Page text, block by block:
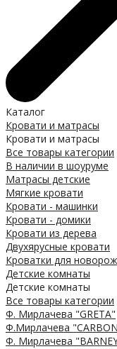
Каталог
Кровати и матрасы
Кровати и матрасы
Все товары категории
В наличии в шоуруме
Матрасы детские
Мягкие кровати
Кровати - машинки
Кровати - домики
Кровати из дерева
Двухярусные кровати
Кроватки для
Детские комнаты
Детские комнаты
Все товары категории
Ф. Мирлачева "GRETA"
Ф.Мирлачева
Ф. Мирлачева